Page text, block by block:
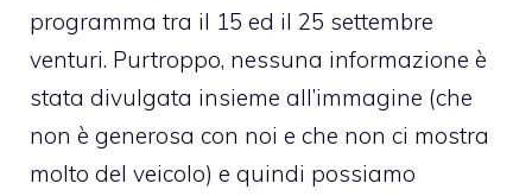
programma tra il 15 ed il 25 settembre
venturi. Purtroppo, nessuna informazione è
stata divulgata insieme all’immagine (che
non è generosa con noi e che non ci mostra
molto del veicolo) e quindi possiamo